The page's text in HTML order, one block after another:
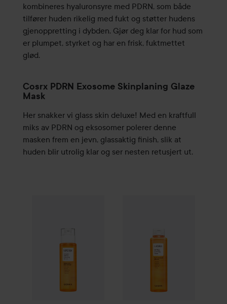
kombineres hyaluronsyre med PDRN, som både
tilfører huden rikelig med fukt og støtter hudens
gjenoppretting i dybden. Gjør deg klar for hud som
er plumpet, styrket og har en frisk, fuktmettet
glød.
Cosrx PDRN Exosome Skinplaning Glaze
Mask
Her snakker vi glass skin deluxe! Med en kraftfull
miks av PDRN og eksosomer polerer denne
masken frem en jevn, glassaktig finish, slik at
huden blir utrolig klar og ser nesten retusjert ut.